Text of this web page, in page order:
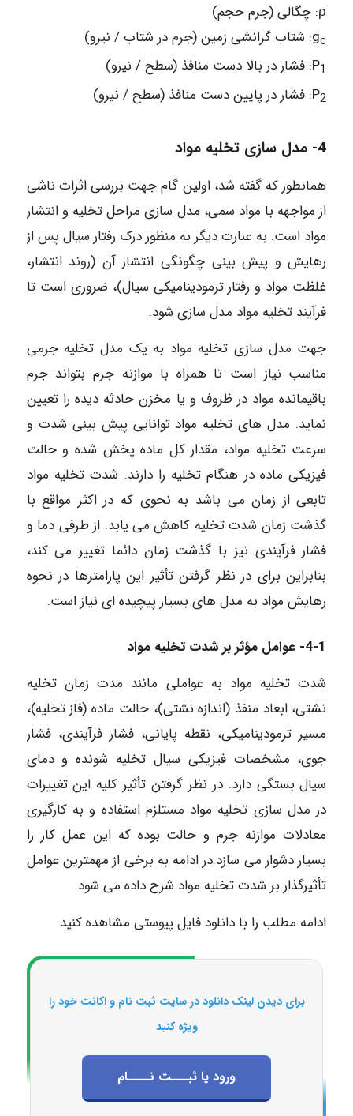
ρ: چگالی (جرم حجم)
gc : شتاب گرانشی زمین (جرم در شتاب / نیرو)
P1 : فشار در بالا دست منافذ (سطح / نیرو)
P2 : فشار در پایین دست منافذ (سطح / نیرو)
4- مدل سازی تخلیه مواد
همانطور که گفته شد، اولین گام جهت بررسی اثرات ناشی
از مواجهه با مواد سمی، مدل سازی مراحل تخلیه و انتشار
مواد است. به عبارت دیگر به منظور درک رفتار سیال پس از
رهایش و پیش بینی چگونگی انتشار آن (روند انتشار،
غلظت مواد و رفتار ترمودینامیکی سیال)، ضروری است تا
فرآیند تخلیه مواد مدل سازی شود.
جهت مدل سازی تخلیه مواد به یک مدل تخلیه جرمی
مناسب نیاز است تا همراه با موازنه جرم بتواند جرم
باقیمانده مواد در ظروف و یا مخزن حادثه دیده را تعیین
نماید. مدل های تخلیه مواد توانایی پیش بینی شدت و
سرعت تخلیه مواد، مقدار کل ماده پخش شده و حالت
فیزیکی ماده در هنگام تخلیه را دارند. شدت تخلیه مواد
تابعی از زمان می باشد به نحوی که در اکثر مواقع با
گذشت زمان شدت تخلیه کاهش می یابد. از طرفی دما و
فشار فرآیندی نیز با گذشت زمان دائما تغییر می کند،
بنابراین برای در نظر گرفتن تأثیر این پارامترها در نحوه
رهایش مواد به مدل های بسیار پیچیده ای نیاز است.
4-1- عوامل مؤثر بر شدت تخلیه مواد
شدت تخلیه مواد به عواملی مانند مدت زمان تخلیه
نشتی، ابعاد منفذ (اندازه نشتی)، حالت ماده (فاز تخلیه)،
مسیر ترمودینامیکی، نقطه پایانی، فشار فرآیندی، فشار
جوی، مشخصات فیزیکی سیال تخلیه شونده و دمای
سیال بستگی دارد. در نظر گرفتن تأثیر کلیه این تغییرات
در مدل سازی تخلیه مواد مستلزم استفاده و به کارگیری
معادلات موازنه جرم و حالت بوده که این عمل کار را
بسیار دشوار می سازد.در ادامه به برخی از مهمترین عوامل
تأثیرگذار بر شدت تخلیه مواد شرح داده می شود.
ادامه مطلب را با دانلود فایل پیوستی مشاهده کنید.
برای دیدن لینک دانلود در سایت ثبت نام و اکانت خود را
ویژه کنید
ورود یا ثبـــت نــــام